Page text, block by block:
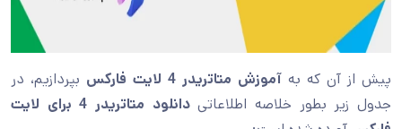
پیش از آن که به آموزش متاتریدر 4 لایت فارکس
بپردازیم، در
جدول زیر بطور خلاصه اطلاعاتی
دانلود متاتریدر 4 برای لایت